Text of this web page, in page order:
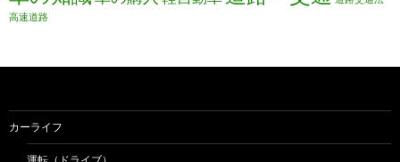
高速道路
カーライフ